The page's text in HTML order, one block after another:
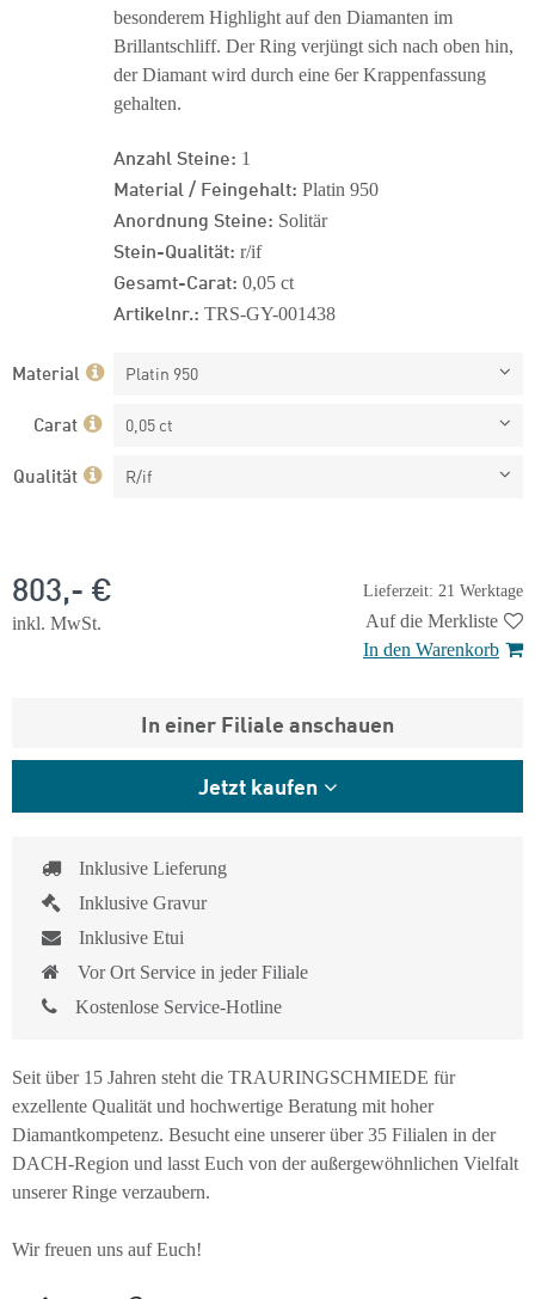
besonderem Highlight auf den Diamanten im
Brillantschliff. Der Ring verjüngt sich nach oben hin,
der Diamant wird durch eine 6er Krappenfassung
gehalten.
Anzahl Steine: 1
Material / Feingehalt: Platin 950
Anordnung Steine: Solitär
Stein-Qualität: r/if
Gesamt-Carat: 0,05 ct
Artikelnr.: TRS-GY-001438
Material Platin 950
Carat 0,05 ct
Qualität R/if
Lieferzeit: 21 Werktage
803,- €
inkl. MwSt.
Auf die Merkliste
In den Warenkorb
In einer Filiale anschauen
Jetzt kaufen
Inklusive Lieferung
Inklusive Gravur
Inklusive Etui
Vor Ort Service in jeder Filiale
Kostenlose Service-Hotline
Seit über 15 Jahren steht die TRAURINGSCHMIEDE für
exzellente Qualität und hochwertige Beratung mit hoher
Diamantkompetenz. Besucht eine unserer über 35 Filialen in der
DACH-Region und lasst Euch von der außergewöhnlichen Vielfalt
unserer Ringe verzaubern.
Wir freuen uns auf Euch!